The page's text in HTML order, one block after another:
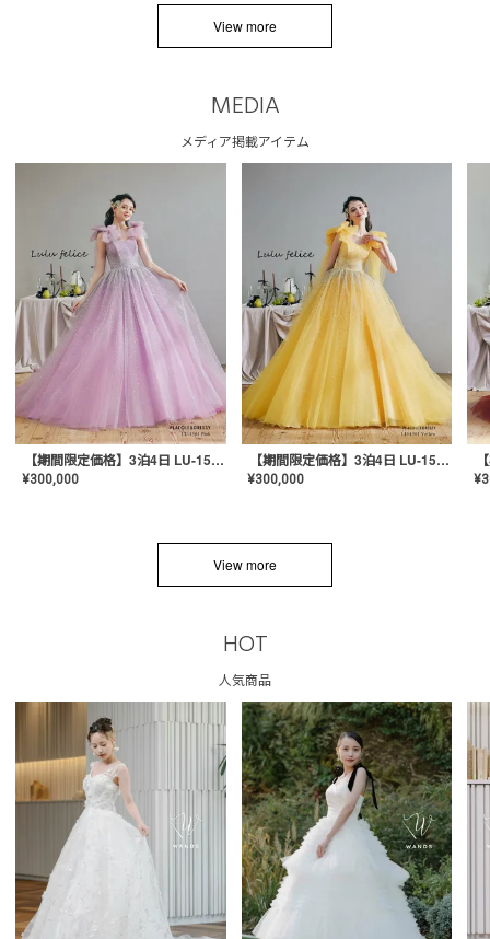
View more
MEDIA
メディア掲載アイテム
【期間限定価格】3泊4日 LU-1501(Pink)
¥300,000
【期間限定価格】3泊4日 LU-1501(Yellow)
¥300,000 ¥
View more
HOT
人気商品